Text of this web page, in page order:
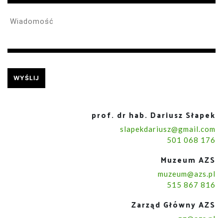
prof. dr hab. Dariusz Słapek
slapekdariusz@gmail.com
501 068 176
Muzeum AZS
muzeum@azs.pl
515 867 816
Zarząd Główny AZS